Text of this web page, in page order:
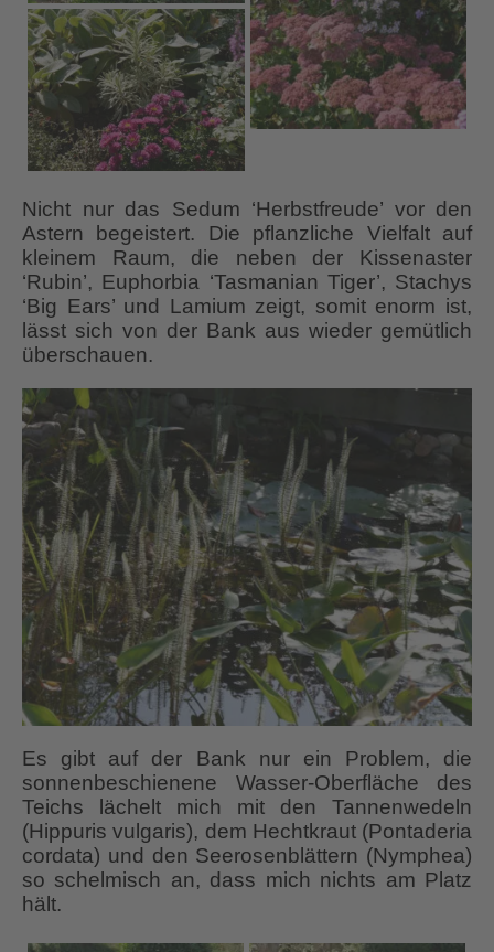
Nicht nur das Sedum ‘Herbstfreude’ vor den
Astern begeistert. Die pflanzliche Vielfalt auf
kleinem Raum, die neben der Kissenaster
‘Rubin’, Euphorbia ‘Tasmanian Tiger’, Stachys
‘Big Ears’ und Lamium zeigt, somit enorm ist,
lässt sich von der Bank aus wieder gemütlich
überschauen.
Es gibt auf der Bank nur ein Problem, die
sonnenbeschienene Wasser-Oberfläche des
Teichs lächelt mich mit den Tannenwedeln
(Hippuris vulgaris), dem Hechtkraut (Pontaderia
cordata) und den Seerosenblättern (Nymphea)
so schelmisch an, dass mich nichts am Platz
hält.